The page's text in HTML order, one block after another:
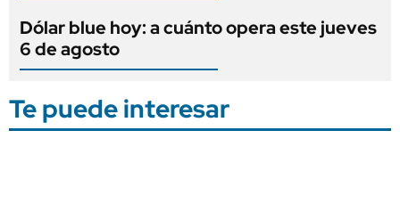
Dólar blue hoy: a cuánto opera este jueves
6 de agosto
Te puede interesar